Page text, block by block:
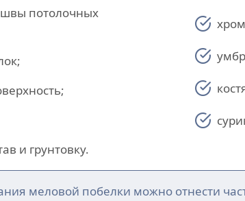
потолочных
и грунтовку.
меловой побелки можно отнести